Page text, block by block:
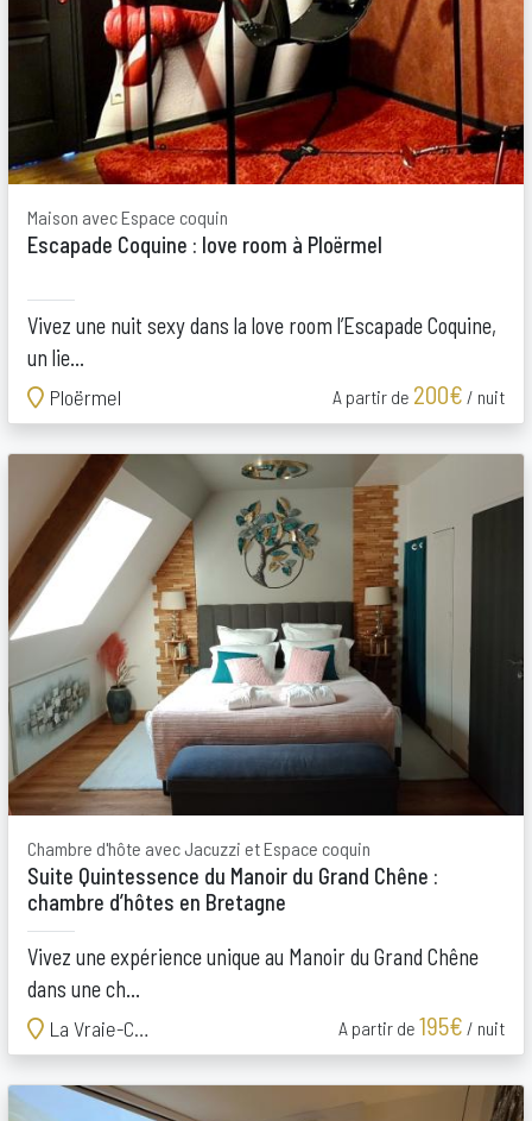
Maison avec Espace coquin
Escapade Coquine : love room à Ploërmel
Vivez une nuit sexy dans la love room l’Escapade Coquine,
un lie...
Ploërmel
A partir de 200€ / nuit
Chambre d'hôte avec Jacuzzi et Espace coquin
Suite Quintessence du Manoir du Grand Chêne :
chambre d’hôtes en Bretagne
Vivez une expérience unique au Manoir du Grand Chêne
dans une ch...
La Vraie-Croix
A partir de 195€ / nuit